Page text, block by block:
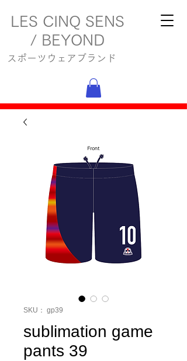
LES CINQ SENS
/ BEYOND
スポーツウェアブランド
SKU： gp39
sublimation game
pants 39